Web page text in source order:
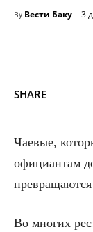
By Вести Баку 3
SHARE
Чаевые,
официантам
Во многих